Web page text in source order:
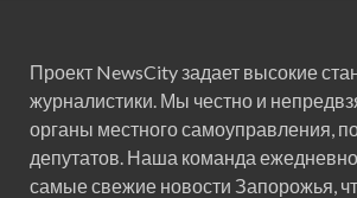
Проект NewsCity задает высокие
журналистики. Мы честно и
органы местного самоуправления,
депутатов. Наша команда ежедневно
самые свежие новости Запорожья,